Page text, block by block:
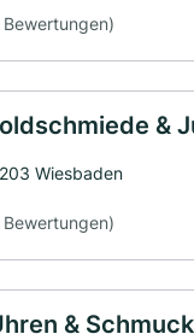
Bewertungen)
&
Wiesbaden
Bewertungen)
&